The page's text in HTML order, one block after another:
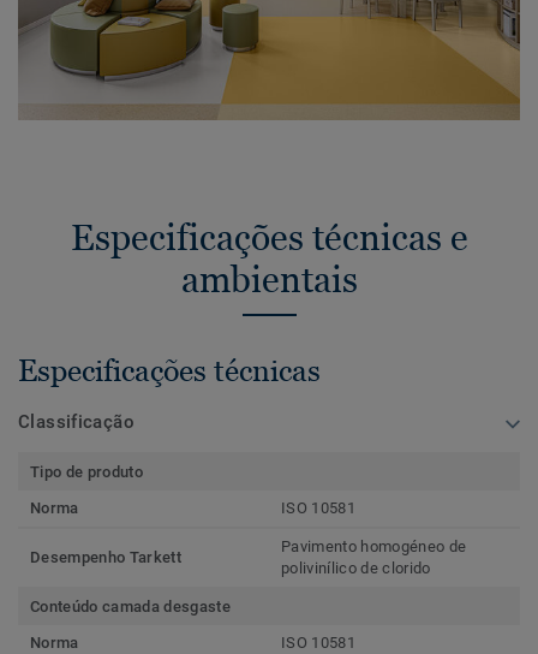
Especificações técnicas e
ambientais
Especificações técnicas
Classificação
Tipo de produto
Norma
ISO 10581
Desempenho Tarkett
Pavimento homogéneo de
polivinílico de clorido
Conteúdo camada desgaste
Norma
ISO 10581